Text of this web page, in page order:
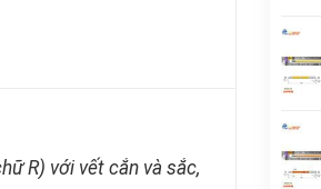
R) với vết cắn và sắc,